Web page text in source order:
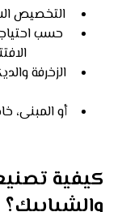
التخصيص
حسب
الزخرفة
أو المبنى،
كيفية